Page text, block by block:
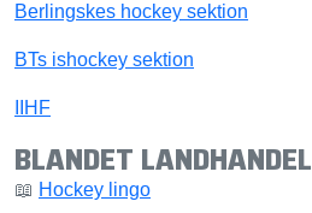
Berlingskes hockey sektion
BTs ishockey sektion
IIHF
BLANDET LANDHANDEL
📖 Hockey lingo